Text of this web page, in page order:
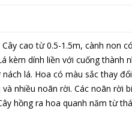
cao từ 0.5-1.5m, cành non
kèm dính liền với cuống thành
lá. Hoa có màu sắc thay
nhiều noãn rời. Các noãn rời
hồng ra hoa quanh năm từ